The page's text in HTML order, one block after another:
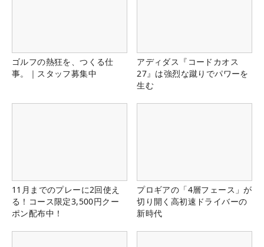
ゴルフの熱狂を、つくる仕
事。｜スタッフ募集中
アディダス『コードカオス
27』は強烈な蹴りでパワーを
生む
11月までのプレーに2回使え
る！コース限定3,500円クー
ポン配布中！
プロギアの「4層フェース」が
切り開く高初速ドライバーの
新時代